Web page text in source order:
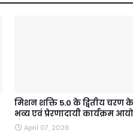
मिशन शक्ति 5.0 के द्वितीय चरण
भव्य एवं प्रेरणादायी कार्यक्रम
April 07, 2026